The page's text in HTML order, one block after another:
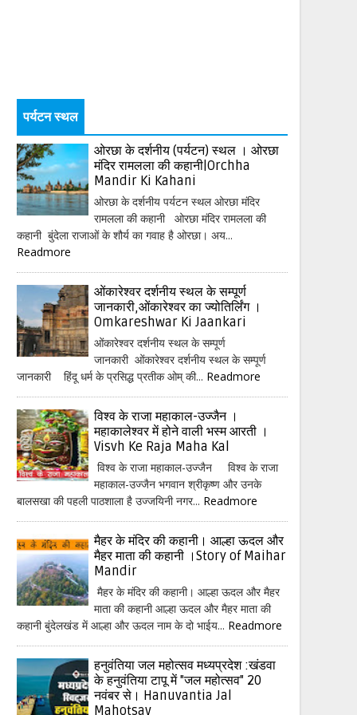
पर्यटन स्थल
ओरछा के दर्शनीय (पर्यटन) स्थल । ओरछा
मंदिर रामलला की कहानी|Orchha
Mandir Ki Kahani
ओरछा के दर्शनीय पर्यटन स्थल ओरछा मंदिर
रामलला की कहानी ओरछा मंदिर रामलला की
कहानी बुंदेला राजाओं के शौर्य का गवाह है ओरछा। अय...
Readmore
ओंकारेश्वर दर्शनीय स्थल के सम्पूर्ण
जानकारी,ओंकारेश्वर का ज्योतिर्लिंग ।
Omkareshwar Ki Jaankari
ओंकारेश्वर दर्शनीय स्थल के सम्पूर्ण
जानकारी ओंकारेश्वर दर्शनीय स्थल के सम्पूर्ण
जानकारी हिंदू धर्म के प्रसिद्ध प्रतीक ओम् की... Readmore
विश्व के राजा महाकाल-उज्जैन ।
महाकालेश्वर में होने वाली भस्म आरती ।
Visvh Ke Raja Maha Kal
विश्व के राजा महाकाल-उज्जैन विश्व के राजा
महाकाल-उज्जैन भगवान श्रीकृष्ण और उनके
बालसखा की पहली पाठशाला है उज्जयिनी नगर... Readmore
मैहर के मंदिर की कहानी। आल्हा ऊदल और
मैहर माता की कहानी ।Story of Maihar
Mandir
मैहर के मंदिर की कहानी। आल्हा ऊदल और मैहर
माता की कहानी आल्हा ऊदल और मैहर माता की
कहानी बुंदेलखंड में आल्हा और ऊदल नाम के दो भाईय... Readmore
हनुवंतिया जल महोत्सव मध्यप्रदेश :खंडवा
के हनुवंतिया टापू में "जल महोत्सव" 20
नवंबर से। Hanuvantia Jal
Mahotsav